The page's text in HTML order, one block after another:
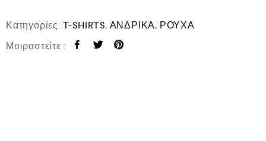
Κατηγορίες: T-SHIRTS, ΑΝΔΡΙΚΑ, ΡΟΥΧΑ
Μοιραστείτε :